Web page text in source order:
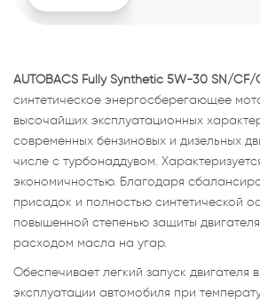
AUTOBACS Fully Synthetic 5W-30 SN/CF/
синтетическое энергосберегающее
высочайших эксплуатационных
современных бензиновых и дизельных
числе с турбонаддувом.
экономичностью. Благодаря
присадок и полностью синтетической
повышенной степенью защиты
расходом масла на угар.
Обеспечивает легкий запуск двигателя
эксплуатации автомобиля при